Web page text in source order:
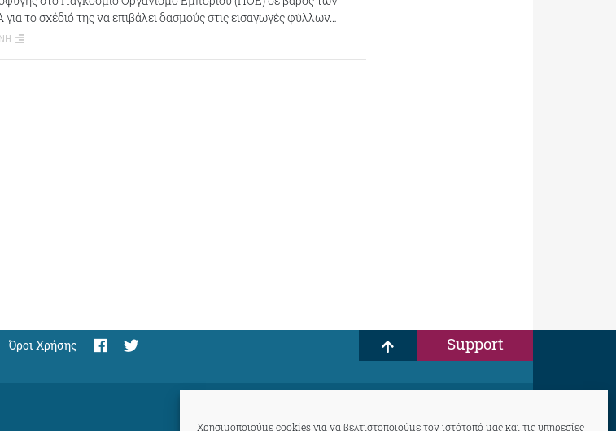
Χρησιμοποιούμε cookies για να βελτιστοποιούμε τον ιστότοπό μας και τις υπηρεσίες
το σχέδιό της να επιβάλει δασμούς στις εισαγωγές φύλλων…
Όροι Χρήσης
Support